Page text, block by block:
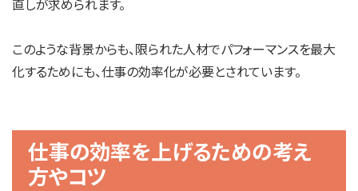
直しが求められます。
このような背景からも、限られた人材でパフォーマンスを最大
化するためにも、仕事の効率化が必要とされています。
仕事の効率を上げるための考え
方やコツ